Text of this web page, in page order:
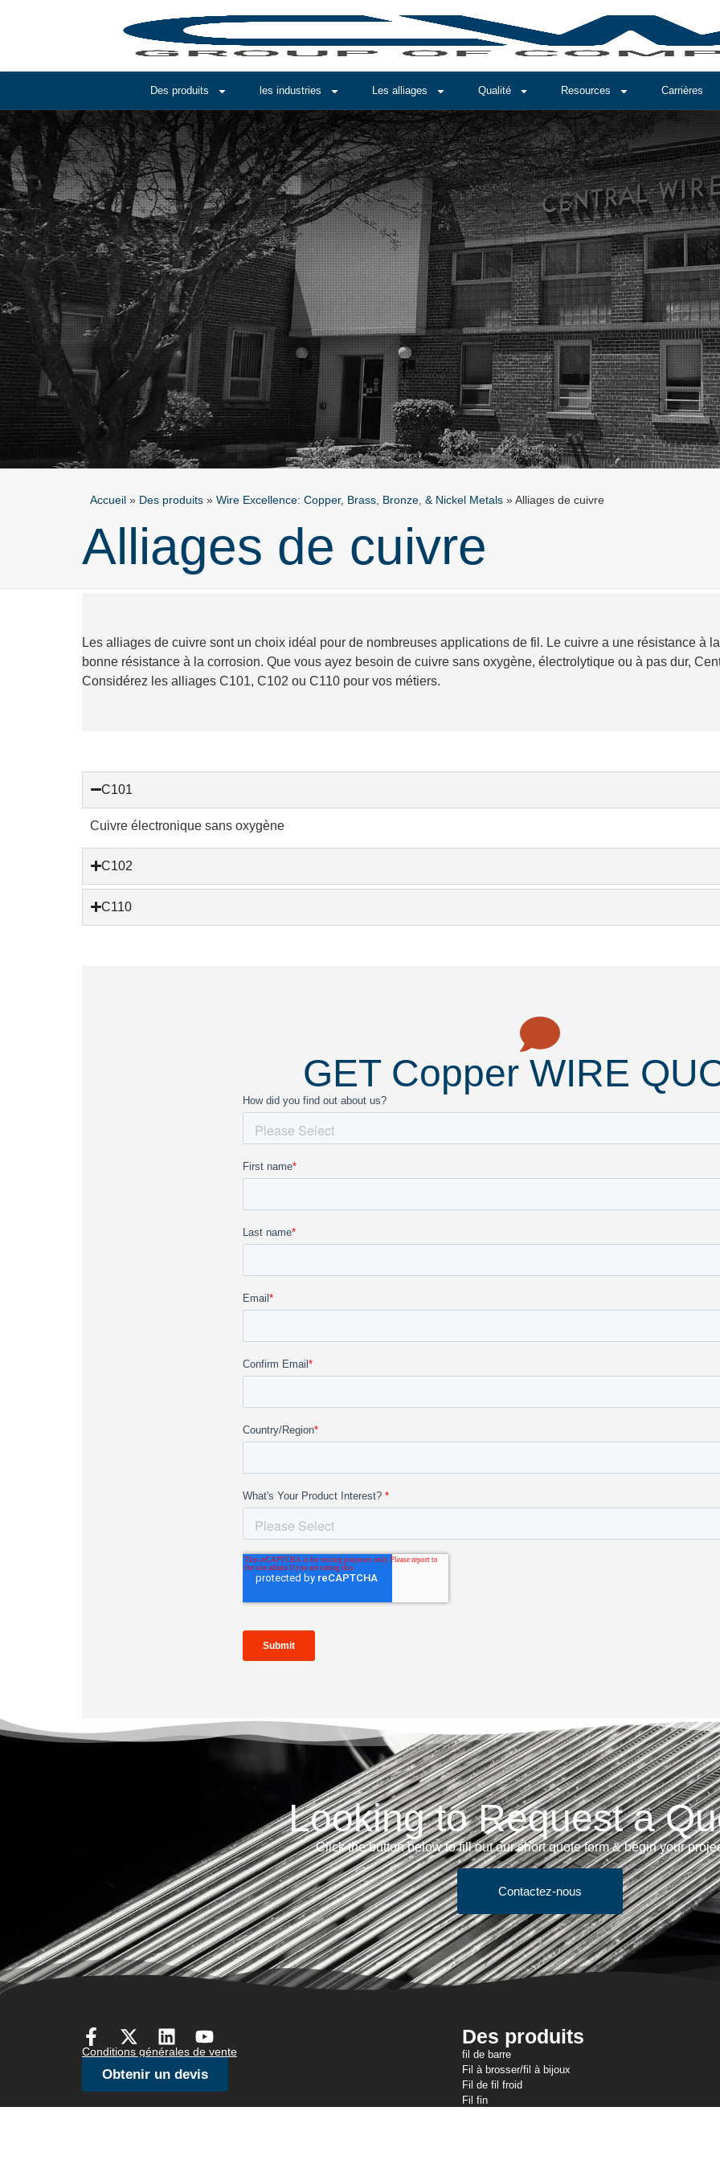
Des produits les industries Les alliages Qualité Resources Carrières
Accueil » Des produits » Wire Excellence: Copper, Brass, Bronze, & Nickel Metals » Alliages de cuivre
Alliages de cuivre
Les alliages de cuivre sont un choix idéal pour de nombreuses applications de fil. Le cuivre a une résistance à
bonne résistance à la corrosion. Que vous ayez besoin de cuivre sans oxygène, électrolytique ou à pas dur,
Considérez les alliages C101, C102 ou C110 pour vos métiers.
C101
Cuivre électronique sans oxygène
C102
C110
GET Copper WIRE
Looking to Request a
Click the button below to fill out our short quote form & begin your
Contactez-nous
Conditions générales de vente
Obtenir un devis
Des produits
fil de barre
Fil à brosser/fil à bijoux
Fil de fil froid
Fil fin